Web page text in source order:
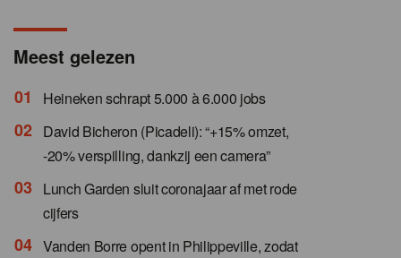
Meest gelezen
Heineken schrapt 5.000 à 6.000 jobs
David Bicheron (Picadeli): “+15% omzet,
-20% verspilling, dankzij een camera”
Lunch Garden sluit coronajaar af met rode
cijfers
Vanden Borre opent in Philippeville, zodat